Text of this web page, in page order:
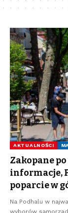
AKTUALNOŚCI
Zakopane
informacje,
poparcie w
Na Podhalu w
wyborów